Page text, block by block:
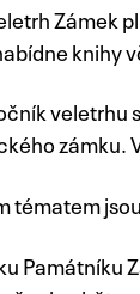
Zámek
knihy
veletrhu
zámku.
tématem
Památníku